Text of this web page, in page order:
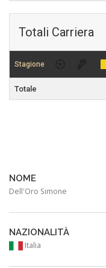
Totali Carriera
Stagione
Totale
NOME
Dell'Oro Simone
NAZIONALITÀ
Italia